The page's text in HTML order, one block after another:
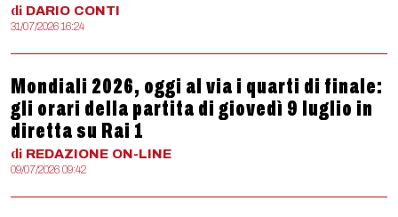
di DARIO CONTI
31/07/2026 16:24
Mondiali 2026, oggi al via i quarti di finale:
gli orari della partita di giovedì 9 luglio in
diretta su Rai 1
di REDAZIONE ON-LINE
09/07/2026 09:42